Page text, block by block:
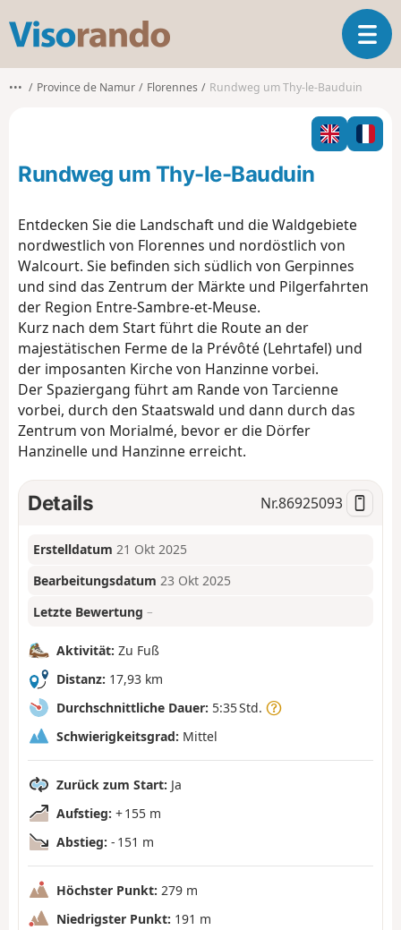
s
o
o
T
o
l
n
i
••• Province de Namur Florennes Rundweg um Thy-le-Bauduin
Rundweg um Thy-le-Bauduin
Entdecken Sie die Landschaft und die Waldgebiete
nordwestlich von Florennes und nordöstlich von
Walcourt. Sie befinden sich südlich von Gerpinnes
und sind das Zentrum der Märkte und Pilgerfahrten
der Region Entre-Sambre-et-Meuse.
Kurz nach dem Start führt die Route an der
majestätischen Ferme de la Prévôté (Lehrtafel) und
der imposanten Kirche von Hanzinne vorbei.
Der Spaziergang führt am Rande von Tarcienne
vorbei, durch den Staatswald und dann durch das
Zentrum von Morialmé, bevor er die Dörfer
Hanzinelle und Hanzinne erreicht.
Details Nr.86925093
Erstelldatum 21 Okt 2025
Bearbeitungsdatum 23 Okt 2025
Letzte Bewertung –
Aktivität: Zu Fuß
Distanz: 17,93 km
Durchschnittliche Dauer: 5:35 Std.
Schwierigkeitsgrad: Mittel
Zurück zum Start: Ja
Aufstieg: + 155 m
Abstieg: - 151 m
Höchster Punkt: 279 m
Niedrigster Punkt: 191 m